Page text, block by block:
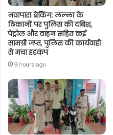
नवापारा ब्रेकिंग: लल्ला के
ठिकानों पर पुलिस की दबिश,
पेट्रोल और वाहन सहित कई
सामग्री जप्त, पुलिस की कार्यवाही
से मचा हड़कंप
9 hours ago